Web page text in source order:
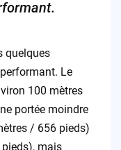
quelques
Le
100 mètres
portée moindre
/ 656 pieds)
mais